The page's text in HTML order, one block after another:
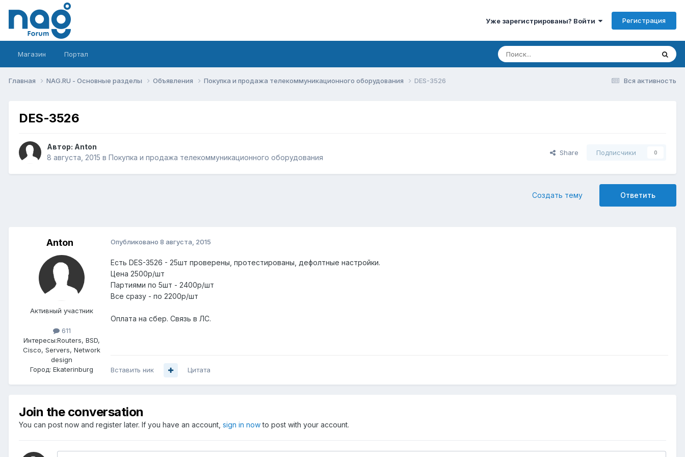
Уже зарегистрированы? Войти Регистрация
Магазин Портал
Вся активность
Главная NAG.RU - Основные разделы Объявления Покупка и продажа телекоммуникационного оборудования DES-3526
DES-3526
Автор: Anton
8 августа, 2015 в Покупка и продажа телекоммуникационного оборудования
Share Подписчики 0
Ответить
Создать тему
Anton
Активный участник
611
Интересы:Routers, BSD,
Cisco, Servers, Network
design
Город: Ekaterinburg
Опубликовано 8 августа, 2015
Есть DES-3526 - 25шт проверены, протестированы, дефолтные настройки.
Цена 2500р/шт
Партиями по 5шт - 2400р/шт
Все сразу - по 2200р/шт
Оплата на сбер. Связь в ЛС.
Вставить ник Цитата
Join the conversation
You can post now and register later. If you have an account, sign in nowto post with your account.